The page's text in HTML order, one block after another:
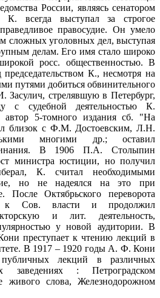
России, являясь сенатором
всегда выступал за строгое
правосудие. Он умело
сложных уголовных дел, выступая
делам. Его имя стало широко
росс. общественностью. В
К., несмотря на
путями добиться обвинительного
Засулич, стрелявшую в Петербург,
с судебной деятельностью К.
автор 5-томного издания сб. "На
близок с Ф.М. Достоевским, Л.Н.
многими др.; оставил
В 1906 П.А. Столыпин
министра юстиции, но получил
К. считал необходимыми
но не надеялся на это при
После Октябрьского переворота
к Сов. власти и продолжил
и лит. деятельность,
у новой аудитории. В
преступает к чтению лекций в
В 1917 – 1920 годы А. Ф. Кони
лекций в различных
заведениях : Петроградском
живого слова, Железнодорожном